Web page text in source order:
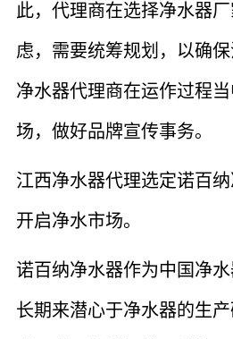
此，代理商在选择净水器
虑，需要统筹规划，以确
净水器代理商在运作过程
场，做好品牌宣传事务。
江西净水器代理选定诺百
开启净水市场。
诺百纳净水器作为中国净水
长期来潜心于净水器的生